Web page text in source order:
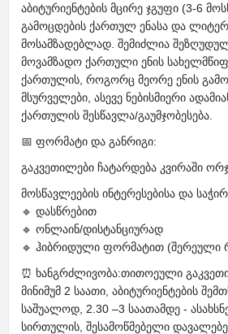
აბიტურიენტების მცირე ჯგუფი (3-6
გამოცდების ქართულ ენასა და
მოსამზადებლად. შემიძლია
მოვამზადო ქართული ენის
ქართულის, როგორც მეორე ენის
მსურველები, ასევე ნებისმიერი
ქართულის შესწავლა/გაუმჯობესება.
📅 ფორმატი და განრიგი:
გაკვეთილები ჩატარდება კვირაში
მოსწავლეების ინტერესებისა და
🔹 დასწრებით
🔹 ონლაინ/დისტანციურად
🔹 ჰიბრიდული ფორმატით (შერეული
⏰ ხანგრძლივობა:თითოეული
მინიმუმ 2 საათი, აბიტურიენტების
საშუალოდ, 2.30 –3 საათამდე -
სირთულის, შესამოწმებელი